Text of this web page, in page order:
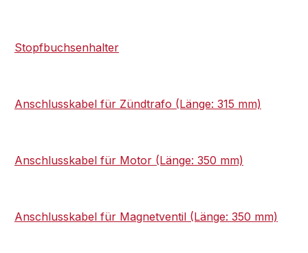
Stopfbuchsenhalter
Anschlusskabel für Zündtrafo (Länge: 315 mm)
Anschlusskabel für Motor (Länge: 350 mm)
Anschlusskabel für Magnetventil (Länge: 350 mm)